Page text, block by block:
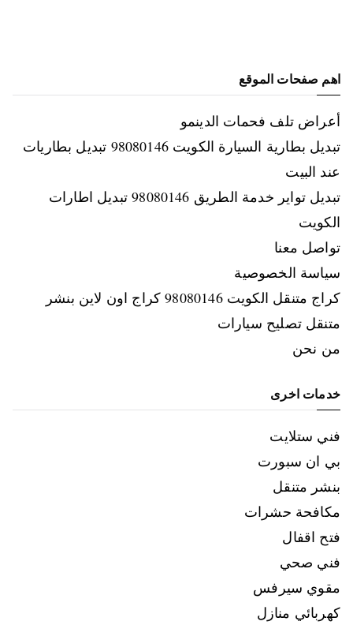
اهم صفحات الموقع
أعراض تلف فحمات الدينمو
تبديل بطارية السيارة الكويت 98080146‬ تبديل بطاريات
عند البيت
تبديل تواير خدمة الطريق 98080146‬ تبديل اطارات
الكويت
تواصل معنا
سياسة الخصوصية
كراج متنقل الكويت 98080146‬ كراج اون لاين بنشر
متنقل تصليح سيارات
من نحن
خدمات اخرى
فني ستلايت
بي ان سبورت
بنشر متنقل
مكافحة حشرات
فتح اقفال
فني صحي
مقوي سيرفس
كهربائي منازل